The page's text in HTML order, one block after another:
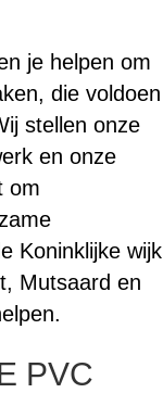
je helpen om
die voldoen
stellen onze
en onze
om
Koninklijke wijk
Mutsaard en
PVC